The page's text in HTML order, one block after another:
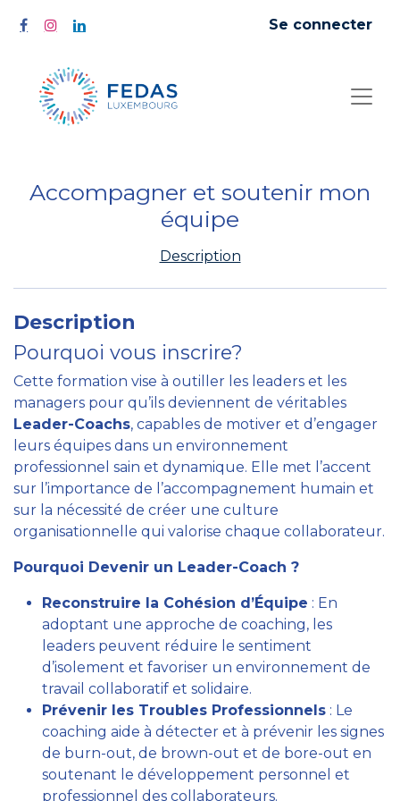
Se connecter
Accompagner et soutenir mon
équipe
Description
Description
Pourquoi vous inscrire?
Cette formation vise à outiller les leaders et les
managers pour qu’ils deviennent de véritables
Leader-Coachs, capables de motiver et d’engager
leurs équipes dans un environnement
professionnel sain et dynamique. Elle met l’accent
sur l’importance de l’accompagnement humain et
sur la nécessité de créer une culture
organisationnelle qui valorise chaque collaborateur.
Pourquoi Devenir un Leader-Coach ?
Reconstruire la Cohésion d’Équipe : En
adoptant une approche de coaching, les
leaders peuvent réduire le sentiment
d’isolement et favoriser un environnement de
travail collaboratif et solidaire.
Prévenir les Troubles Professionnels : Le
coaching aide à détecter et à prévenir les signes
de burn-out, de brown-out et de bore-out en
soutenant le développement personnel et
professionnel des collaborateurs.